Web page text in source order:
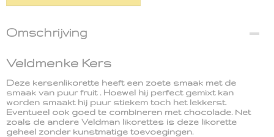
Omschrijving
Veldmenke Kers
Deze kersenlikorette heeft een zoete smaak met de
smaak van puur fruit . Hoewel hij perfect gemixt kan
worden smaakt hij puur stiekem toch het lekkerst.
Eventueel ook goed te combineren met chocolade. Net
zoals de andere Veldman likorettes is deze likorette
geheel zonder kunstmatige toevoegingen.